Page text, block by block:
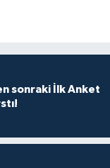
sonraki İlk Anket